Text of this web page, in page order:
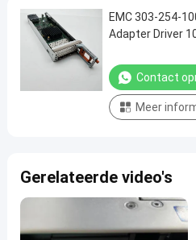
EMC 303-254-
Adapter Driver
Contact
Meer
Gerelateerde video's